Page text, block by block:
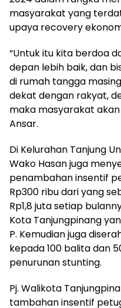
masyarakat yang
upaya recovery
“Untuk itu kita berdoa
depan lebih baik, dan
di rumah tangga
dekat dengan rakyat,
maka masyarakat
Ansar.
Di Kelurahan Tanjung
Wako Hasan juga
penambahan insentif
Rp300 ribu dari yang
Rp1,8 juta setiap
Kota Tanjungpinang
P. Kemudian juga
kepada 100 balita dan
penurunan stunting.
Pj. Walikota
tambahan insentif